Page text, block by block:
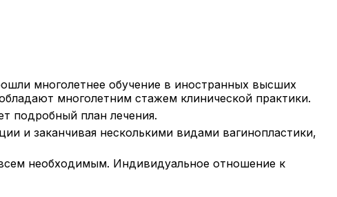
многолетнее обучение в иностранных высших
многолетним стажем клинической практики.
подробный план лечения.
и заканчивая несколькими видами вагинопластики,
необходимым. Индивидуальное отношение к